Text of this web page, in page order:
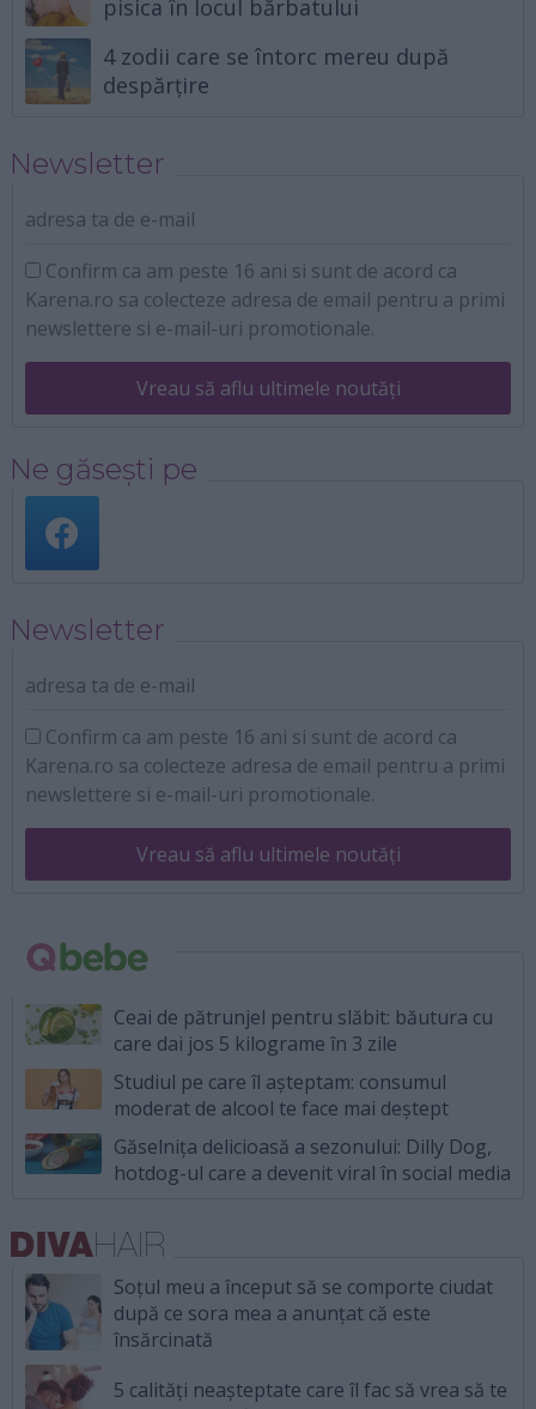
pisica în locul bărbatului
4 zodii care se întorc mereu după
despărțire
Newsletter
adresa ta de e-mail
Confirm ca am peste 16 ani si sunt de acord ca
Karena.ro sa colecteze adresa de email pentru a primi
newslettere si e-mail-uri promotionale.
Vreau să aflu ultimele noutăți
Ne găsești pe
Newsletter
adresa ta de e-mail
Confirm ca am peste 16 ani si sunt de acord ca
Karena.ro sa colecteze adresa de email pentru a primi
newslettere si e-mail-uri promotionale.
Vreau să aflu ultimele noutăți
Ceai de pătrunjel pentru slăbit: băutura cu
care dai jos 5 kilograme în 3 zile
Studiul pe care îl așteptam: consumul
moderat de alcool te face mai deștept
Găselnița delicioasă a sezonului: Dilly Dog,
hotdog-ul care a devenit viral în social media
Soțul meu a început să se comporte ciudat
după ce sora mea a anunțat că este
însărcinată
5 calități neașteptate care îl fac să vrea să te